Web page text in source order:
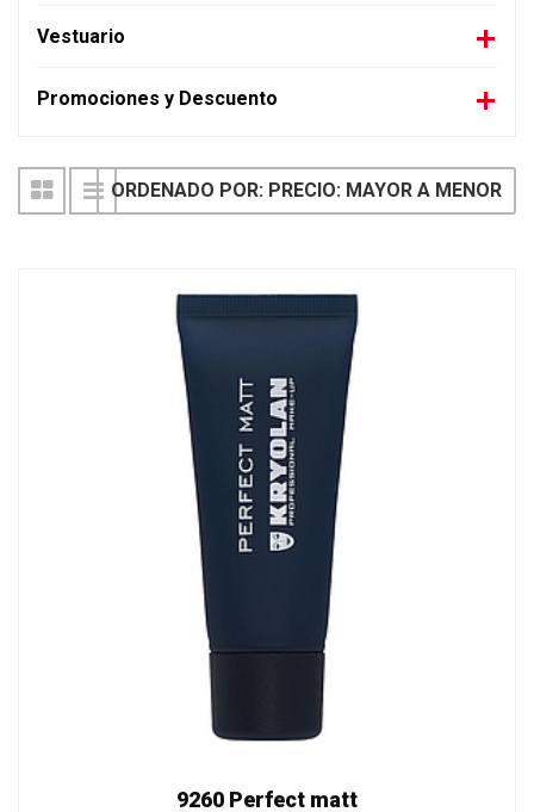
Vestuario
Promociones y Descuento
ORDENADO POR: PRECIO: MAYOR A MENOR
9260 Perfect matt